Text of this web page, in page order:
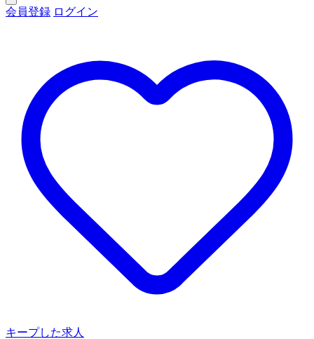
会員登録 ログイン
キープした求人